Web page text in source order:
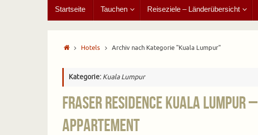
Inhalt
springen
Startseite Tauchen Reiseziele – Länderübersicht
StartHotels Archiv nach Kategorie "Kuala Lumpur"
Kategorie: Kuala Lumpur
Fraser Residence Kuala Lumpur –
Appartement